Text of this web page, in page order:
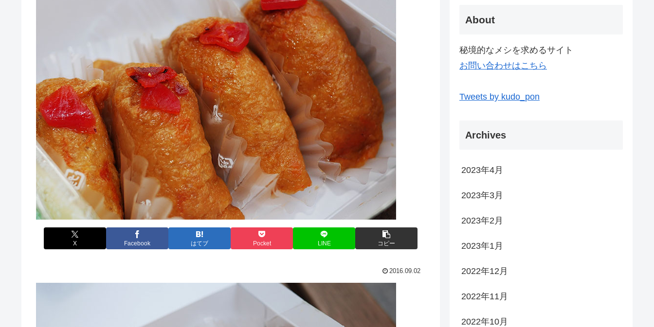
X Facebook はてブ Pocket LINE コピー
2016.09.02
About
秘境的なメシを求めるサイト
お問い合わせはこちら
Tweets by kudo_pon
Archives
2023年4月
2023年3月
2023年2月
2023年1月
2022年12月
2022年11月
2022年10月